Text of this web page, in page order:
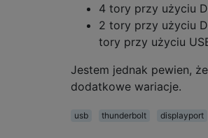
4 tory przy użyciu
2 tory przy użyciu
tory przy użyciu
Jestem jednak pewien,
dodatkowe wariacje.
usb thunderbolt
displayport